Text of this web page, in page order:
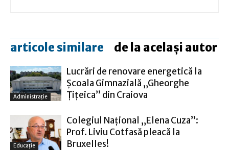
articole similare de la același autor
Administraţie
Lucrări de renovare energetică la
Şcoala Gimnazială „Gheorghe
Ţiţeica” din Craiova
Educație
Colegiul Naţional „Elena Cuza”:
Prof. Liviu Cotfasă pleacă la
Bruxelles!